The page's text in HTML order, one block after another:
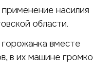
насилия
области.
вместе
в их машине громко